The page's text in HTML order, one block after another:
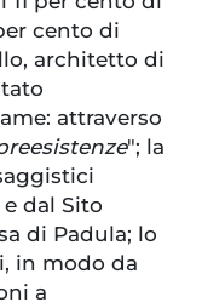
cento di
architetto di
attraverso
"; la
dal Sito
di Padula; lo
in modo da
a